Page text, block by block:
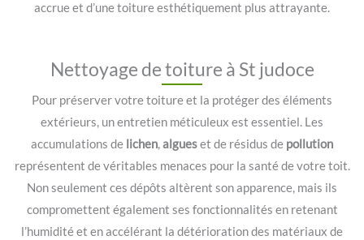
accrue et d’une toiture esthétiquement plus attrayante.
Nettoyage de toiture à St judoce
Pour préserver votre toiture et la protéger des éléments
extérieurs, un entretien méticuleux est essentiel. Les
accumulations de lichen,algueset de résidus de pollution
représentent de véritables menaces pour la santé de votre toit.
Non seulement ces dépôts altèrent son apparence, mais ils
compromettent également ses fonctionnalités en retenant
l’humidité et en accélérant la détérioration des matériaux de